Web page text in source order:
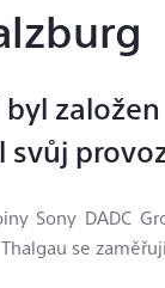
Sony DADC
se